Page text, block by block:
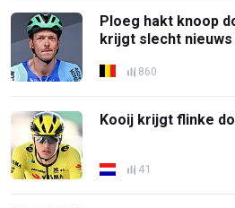
Ploeg hakt knoop
krijgt slecht nieuws
860
Kooij krijgt flinke
41